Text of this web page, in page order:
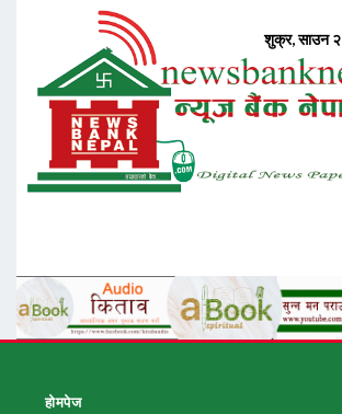
होमपेज